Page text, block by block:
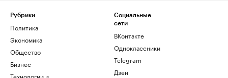
Рубрики
Политика
Экономика
Общество
Бизнес
Технологии и
Социальные
сети
ВКонтакте
Одноклассники
Telegram
Дзен